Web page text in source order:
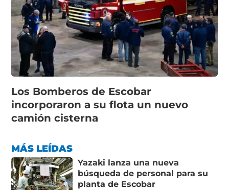
Los Bomberos de Escobar
incorporaron a su flota un nuevo
camión cisterna
MÁS LEÍDAS
Yazaki lanza una nueva
búsqueda de personal para su
planta de Escobar